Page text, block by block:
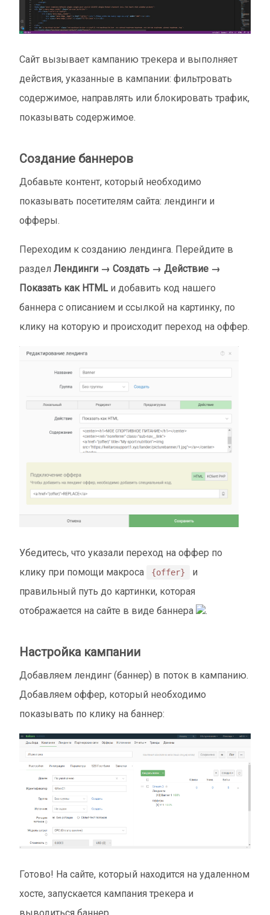
Сайт вызывает кампанию трекера и выполняет
действия, указанные в кампании: фильтровать
содержимое, направлять или блокировать трафик,
показывать содержимое.
Создание баннеров
Добавьте контент, который необходимо
показывать посетителям сайта: лендинги и
офферы.
Переходим к созданию лендинга. Перейдите в
раздел Лендинги → Создать → Действие →
Показать как HTMLи добавить код нашего
баннера с описанием и ссылкой на картинку, по
клику на которую и происходит переход на оффер.
Убедитесь, что указали переход на оффер по
клику при помощи макроса
{offer}
и
правильный путь до картинки, которая
отображается на сайте в виде баннера
.
Настройка кампании
Добавляем лендинг (баннер) в поток в кампанию.
Добавляем оффер, который необходимо
показывать по клику на баннер:
Готово! На сайте, который находится на удаленном
хосте, запускается кампания трекера и